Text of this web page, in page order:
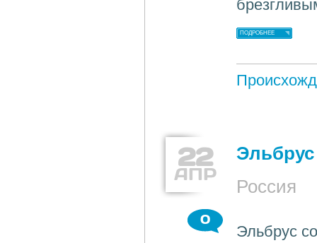
ПОДРОБНЕЕ
22
АПР
Эльбрус
Россия
0
Эльбрус